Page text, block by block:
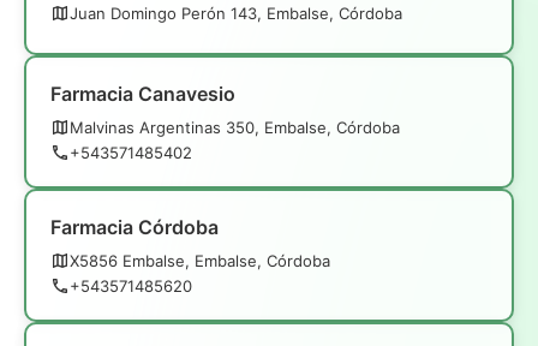
Juan Domingo Perón 143, Embalse, Córdoba
Farmacia Canavesio
Malvinas Argentinas 350, Embalse, Córdoba
+543571485402
Farmacia Córdoba
X5856 Embalse, Embalse, Córdoba
+543571485620